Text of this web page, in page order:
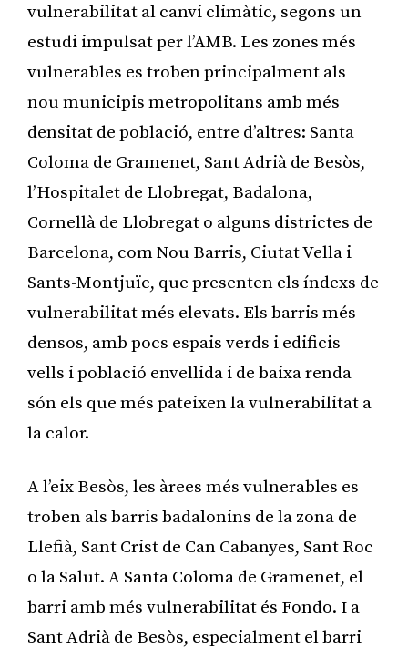
vulnerabilitat al canvi climàtic, segons un
estudi impulsat per l’AMB. Les zones més
vulnerables es troben principalment als
nou municipis metropolitans amb més
densitat de població, entre d’altres: Santa
Coloma de Gramenet, Sant Adrià de Besòs,
l’Hospitalet de Llobregat, Badalona,
Cornellà de Llobregat o alguns districtes de
Barcelona, com Nou Barris, Ciutat Vella i
Sants-Montjuïc, que presenten els índexs de
vulnerabilitat més elevats. Els barris més
densos, amb pocs espais verds i edificis
vells i població envellida i de baixa renda
són els que més pateixen la vulnerabilitat a
la calor.
A l’eix Besòs, les àrees més vulnerables es
troben als barris badalonins de la zona de
Llefià, Sant Crist de Can Cabanyes, Sant Roc
o la Salut. A Santa Coloma de Gramenet, el
barri amb més vulnerabilitat és Fondo. I a
Sant Adrià de Besòs, especialment el barri